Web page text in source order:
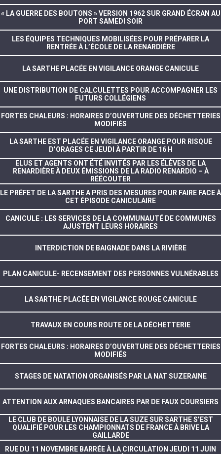
« LA GUERRE DES BOUTONS » VERSION 1962 SUR GRAND ÉCRAN AU
PORT SAMEDI SOIR
LES ÉQUIPES TECHNIQUES MOBILISÉES POUR PRÉPARER LA
RENTRÉE À L’ÉCOLE DE LA RENARDIÈRE
LA SARTHE PLACÉE EN VIGILANCE ORANGE CANICULE
UNE DISTRIBUTION DE CALCULETTES POUR ACCOMPAGNER LES
FUTURS COLLÉGIENS
FORTES CHALEURS : HORAIRES D’OUVERTURE DES DÉCHETTERIES
MODIFIÉS
LA SARTHE EST PLACÉE EN VIGILANCE ORANGE POUR RISQUE
D’ORAGES CE JEUDI À PARTIR DE 16 H
ELUS ET AGENTS ONT ÉTÉ INVITÉS PAR LES ÉLÈVES DE LA
RENARDIÈRE À DEUX ÉMISSIONS DE LA RADIO RENARDIO – À
RÉÉCOUTER
LE PRÉFET DE LA SARTHE A PRIS DES MESURES POUR FAIRE FACE À
CET ÉPISODE CANICULAIRE
CANICULE : LES SERVICES DE LA COMMUNAUTÉ DE COMMUNES
AJUSTENT LEURS HORAIRES
INTERDICTION DE BAIGNADE DANS LA RIVIÈRE
PLAN CANICULE- RECENSEMENT DES PERSONNES VULNÉRABLES
LA SARTHE PLACÉE EN VIGILANCE ROUGE CANICULE
TRAVAUX EN COURS ROUTE DE LA DÉCHETTERIE
FORTES CHALEURS : HORAIRES D’OUVERTURE DES DÉCHETTERIES
MODIFIÉS
STAGES DE NATATION ORGANISÉS PAR LA NAT SUZERAINE
ATTENTION AUX ARNAQUES BANCAIRES PAR DE FAUX COURSIERS
LE CLUB DE BOULE LYONNAISE DE LA SUZE SUR SARTHE S’EST
QUALIFIÉ POUR LES CHAMPIONNATS DE FRANCE À BRIVE LA
GAILLARDE
RUE DU 11 NOVEMBRE BARRÉE À LA CIRCULATION JEUDI 11 JUIN